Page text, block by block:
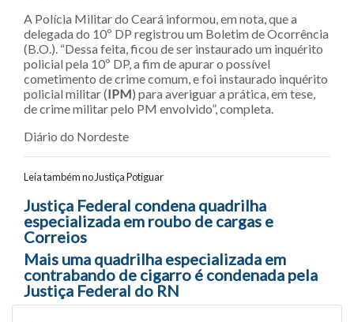
A Polícia Militar do Ceará informou, em nota, que a
delegada do 10º DP registrou um Boletim de Ocorrência
(B.O.). “Dessa feita, ficou de ser instaurado um inquérito
policial pela 10º DP, a fim de apurar o possível
cometimento de crime comum, e foi instaurado inquérito
policial militar (IPM) para averiguar a prática, em tese,
de crime militar pelo PM envolvido”, completa.
Diário do Nordeste
Leia também no Justiça Potiguar
Navegação entre posts
Justiça Federal condena quadrilha
especializada em roubo de cargas e
Correios
Mais uma quadrilha especializada em
contrabando de cigarro é condenada pela
Justiça Federal do RN